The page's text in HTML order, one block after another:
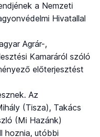
a Nemzeti
Hivatallal
Agrár-,
Kamaráról szóló
előterjesztést
Az
(Tisza), Takács
(Mi Hazánk)
hoznia, utóbbi